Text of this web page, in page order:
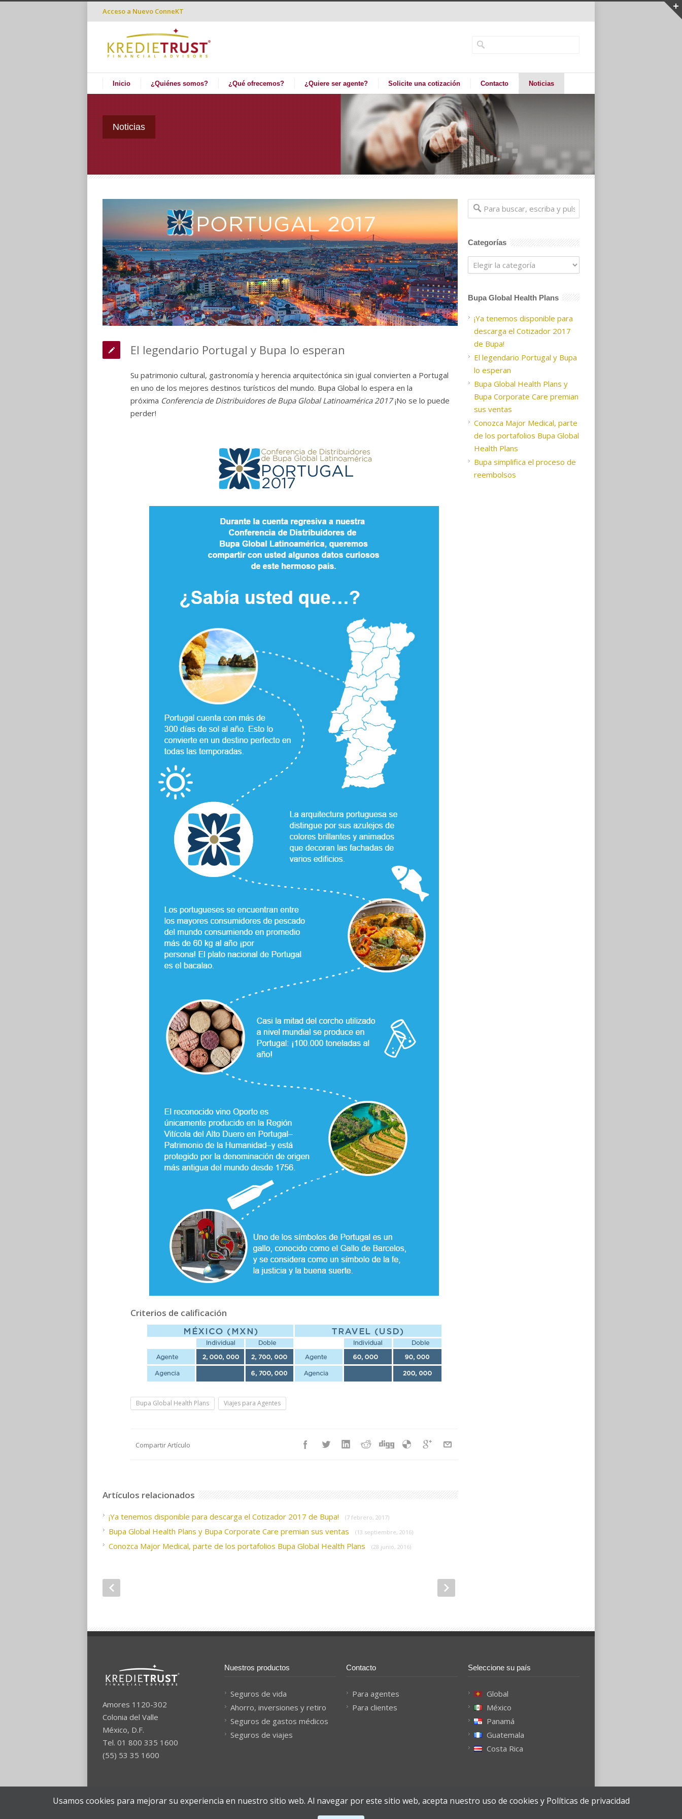
Acceso a Nuevo ConneKT
Inicio ¿Quiénes somos? ¿Qué ofrecemos? ¿Quiere ser agente? Solicite una cotización Contacto Noticias
Noticias
El legendario Portugal y Bupa lo esperan
Su patrimonio cultural, gastronomía y herencia arquitectónica sin igual convierten a Portugal
en uno de los mejores destinos turísticos del mundo. Bupa Global lo espera en la
próxima Conferencia de Distribuidores de Bupa Global Latinoamérica 2017¡No se lo puede
perder!
Criterios de calificación
Bupa Global Health Plans Viajes para Agentes
Compartir Artículo
Artículos relacionados
¡Ya tenemos disponible para descarga el Cotizador 2017 de Bupa! (7 febrero, 2017)
Bupa Global Health Plans y Bupa Corporate Care premian sus ventas (13 septiembre, 2016)
Conozca Major Medical, parte de los portafolios Bupa Global Health Plans (28 junio, 2016)
Categorías
Categorías
Bupa Global Health Plans
¡Ya tenemos disponible para
descarga el Cotizador 2017
de Bupa!
El legendario Portugal y Bupa
lo esperan
Bupa Global Health Plans y
Bupa Corporate Care premian
sus ventas
Conozca Major Medical, parte
de los portafolios Bupa Global
Health Plans
Bupa simplifica el proceso de
reembolsos
Amores 1120-302
Colonia del Valle
México, D.F.
Tel. 01 800 335 1600
(55) 53 35 1600
Nuestros productos
Seguros de vida
Ahorro, inversiones y retiro
Seguros de gastos médicos
Seguros de viajes
Contacto
Para agentes
Para clientes
Seleccione su país
Global
México
Panamá
Guatemala
Costa Rica
Usamos cookies para mejorar su experiencia en nuestro sitio web. Al navegar por este sitio web, acepta nuestro uso de cookies y Políticas de privacidad